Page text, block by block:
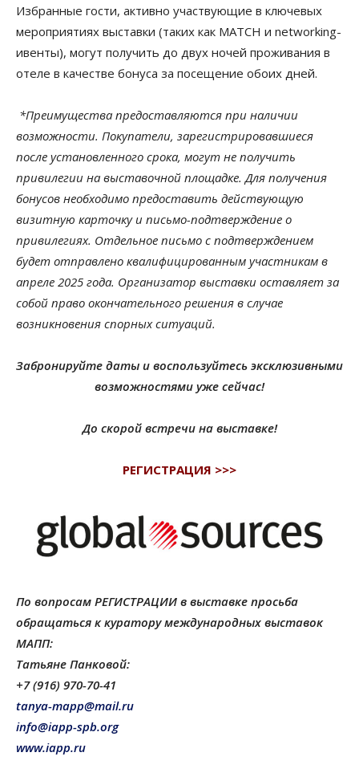
Избранные гости, активно участвующие в ключевых
мероприятиях выставки (таких как MATCH и networking-
ивенты), могут получить до двух ночей проживания в
отеле в качестве бонуса за посещение обоих дней.
*Преимущества предоставляются при наличии
возможности. Покупатели, зарегистрировавшиеся
после установленного срока, могут не получить
привилегии на выставочной площадке. Для получения
бонусов необходимо предоставить действующую
визитную карточку и письмо-подтверждение о
привилегиях. Отдельное письмо с подтверждением
будет отправлено квалифицированным участникам в
апреле 2025 года. Организатор выставки оставляет за
собой право окончательного решения в случае
возникновения спорных ситуаций.
Забронируйте даты и воспользуйтесь эксклюзивными
возможностями уже сейчас!
До скорой встречи на выставке!
РЕГИСТРАЦИЯ >>>
По вопросам РЕГИСТРАЦИИ в выставке просьба
обращаться к куратору международных выставок
МАПП:
Татьяне Панковой:
+7 (916) 970-70-41
tanya-mapp@mail.ru
info@iapp-spb.org
www.iapp.ru